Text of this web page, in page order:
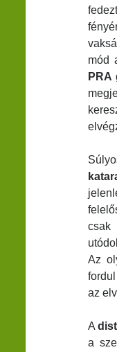
mód
PRA
csak
Az
az
A
a